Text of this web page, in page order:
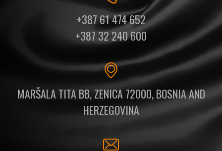
+387 61 474 652
+387 32 240 600
MARŠALA TITA BB, ZENICA 72000, BOSNIA AND
HERZEGOVINA